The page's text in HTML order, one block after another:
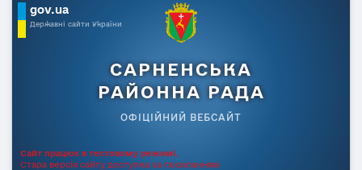
gov.ua
Державні сайти України
САРНЕНСЬКА
РАЙОННА РАДА
ОФІЦІЙНИЙ ВЕБСАЙТ
Сайт працює в тестовому режимі.
Стара версія сайту доступна за посиланням